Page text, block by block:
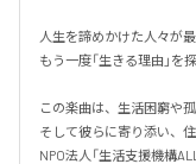
人生を諦めかけた人々が
もう一度「生きる理由」を
この楽曲は、生活困窮や
そして彼らに寄り添い、
NPO法人「生活支援機構